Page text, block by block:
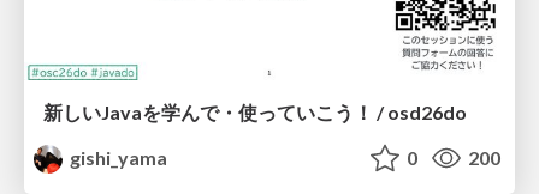
新しいJavaを学んで・使っていこう！ / osd26do
gishi_yama
0 200